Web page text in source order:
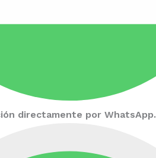
directamente por WhatsApp.